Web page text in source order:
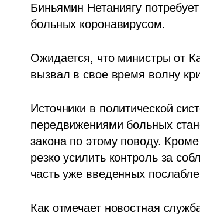
Биньямин Нетаниягу
больных коронавирусом.
Ожидается, что министры от
вызвал в свое время волну
Источники в политической
передвижениями больных
закона по этому поводу.
резко усилить контроль за
часть уже введенных
Как отмечает новостная